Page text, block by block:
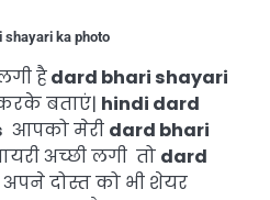
shayari ka photo
हैdard bhari shayari
बताएं| hindi dard
आपको मेरी dard bhari
अच्छी लगी तो dard
अपने दोस्त को भी शेयर